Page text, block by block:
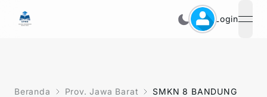
Login
Beranda Prov. Jawa Barat SMKN 8 BANDUNG